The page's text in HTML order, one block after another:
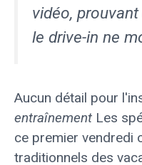
vidéo,
le drive-in ne
Aucun détail pour
entraînement Les
ce premier vendredi
traditionnels des